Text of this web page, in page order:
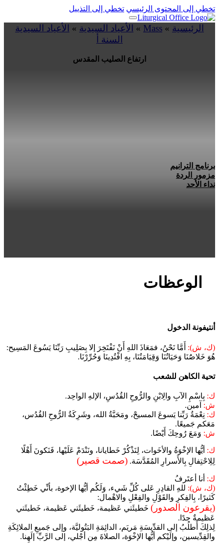
تخطي إلى المحتوى الرئيسي تخطي إلى التذييل
الرئيسية »
Mass
» الأعياد السيدية »
الأعياد السيدية
السنة أ
ارتفاع الصليب المقدس
برنامج الترانيم
مزمور الردة
نداء الأحد
الوعظات
أنتيفونة الدخول
(ك، ش): أَمَّا نَحْنُ، فمَعَاذَ اللهِ أَنْ نَفْتَخِرَ إلا بِصَلِيبِ رَبِّنَا يَسُوعَ المَسِيح:
هُوَ خَلاصَُنَا وَحَيَاتُنَا وَقِيَامَتُنَا، بِهِ افْتُدِينَا وَحُرِّرْنَا.
تحية الكاهن للشعب
ك: بِاسْمِ الآبِ والِابْنِ والرُّوحِ القُدُسِ، الإلهِ الواحِد.
ش: آمين.
ك: نِعْمَةُ رَبِّنا يَسوعَ المسيحْ، ومَحَبَّةُ الله، وشَرِكَةُ الرُّوحِ القُدُس،
مَعَكم جَميعًا.
ش: وَمَعَ رُوحِكَ أَيْضًا.
ك: أيُّها الإخْوَةُ والأخَوات، لِنَذْكُرْ خَطايانا، ونَنْدَمْ عَلَيْها، فَنَكونَ أَهْلًا
لِلِاحْتِفالِ بِالأَسرارِ المُقَدَّسَة. (صمت قصير)
ك: أنا أعتَرفُ
(ك، ش): للهِ القادِرِ عَلى كُلِّ شَيء، وَلَكُم أيُّها الإخوة، بأنِّي خَطِئْتُ
كَثيرًا، بِالفِكرِ والقَوْلِ والفِعْلِ والاهْمال:
(يقرعون الصدور) خَطيئَتي عَظيمة، خَطيئَتي عَظيمة، خَطيئَتي
عَظيمةٌ جدًا.
لِذلِكَ أَطلُبُ إلى القدِّيسَةِ مَريَم، الدائِمَةِ البَتُوليَّة، وإلى جَميعِ الملائِكَةِ
والقِدِّيسين، وإلَيْكم أيُّها الإخْوَة، الصلاةَ مِن أجْلي، إلى الرَّبِّ إلَهِنا.